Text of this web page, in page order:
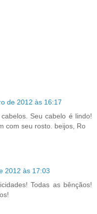
de 2012 às 16:17
Seu cabelo é lindo!
com seu rosto. beijos, Ro
2012 às 17:03
Todas as bênçãos!